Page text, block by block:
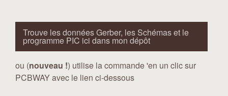
Trouve les données Gerber, les Schémas et le
programme PIC ici dans mon dépôt
ou (nouveau !) utilise la commande 'en un clic sur
PCBWAY avec le lien ci-dessous